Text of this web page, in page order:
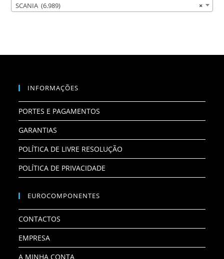
×
SCANIA (6.989)
INFORMAÇÕES
PORTES E PAGAMENTOS
GARANTIAS
POLÍTICA DE LIVRE RESOLUÇÃO
POLÍTICA DE PRIVACIDADE
EUROCOMPONENTES
CONTACTOS
EMPRESA
A MINHA CONTA